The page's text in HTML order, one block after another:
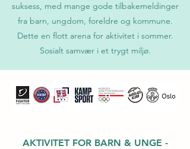
suksess, med mange gode tilbakemeldinger
fra barn, ungdom, foreldre og kommune.
Dette en flott arena for aktivitet i sommer.
Sosialt samvær i et trygt miljø.
AKTIVITET FOR BARN & UNGE -